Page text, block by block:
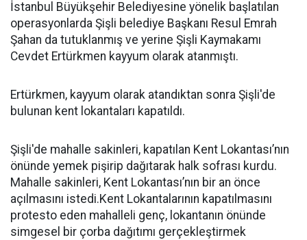
İstanbul Büyükşehir Belediyesine yönelik başlatılan
operasyonlarda Şişli belediye Başkanı Resul Emrah
Şahan da tutuklanmış ve yerine Şişli Kaymakamı
Cevdet Ertürkmen kayyum olarak atanmıştı.
Ertürkmen, kayyum olarak atandıktan sonra Şişli'de
bulunan kent lokantaları kapatıldı.
Şişli'de mahalle sakinleri, kapatılan Kent Lokantası’nın
önünde yemek pişirip dağıtarak halk sofrası kurdu.
Mahalle sakinleri, Kent Lokantası’nın bir an önce
açılmasını istedi.Kent Lokantalarının kapatılmasını
protesto eden mahalleli genç, lokantanın önünde
simgesel bir çorba dağıtımı gerçekleştirmek